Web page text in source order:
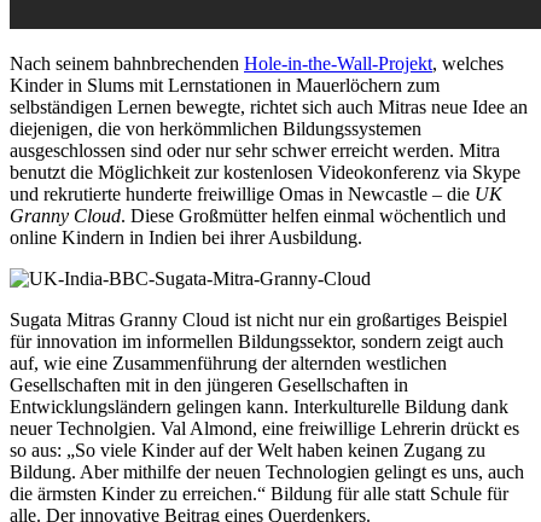
Nach seinem bahnbrechenden Hole-in-the-Wall-Projekt, welches
Kinder in Slums mit Lernstationen in Mauerlöchern zum
selbständigen Lernen bewegte, richtet sich auch Mitras neue Idee an
diejenigen, die von herkömmlichen Bildungssystemen
ausgeschlossen sind oder nur sehr schwer erreicht werden. Mitra
benutzt die Möglichkeit zur kostenlosen Videokonferenz via Skype
und rekrutierte hunderte freiwillige Omas in Newcastle – die UK
Granny Cloud. Diese Großmütter helfen einmal wöchentlich und
online Kindern in Indien bei ihrer Ausbildung.
Sugata Mitras Granny Cloud ist nicht nur ein großartiges Beispiel
für innovation im informellen Bildungssektor, sondern zeigt auch
auf, wie eine Zusammenführung der alternden westlichen
Gesellschaften mit in den jüngeren Gesellschaften in
Entwicklungsländern gelingen kann. Interkulturelle Bildung dank
neuer Technolgien. Val Almond, eine freiwillige Lehrerin drückt es
so aus: „So viele Kinder auf der Welt haben keinen Zugang zu
Bildung. Aber mithilfe der neuen Technologien gelingt es uns, auch
die ärmsten Kinder zu erreichen.“ Bildung für alle statt Schule für
alle. Der innovative Beitrag eines Querdenkers.